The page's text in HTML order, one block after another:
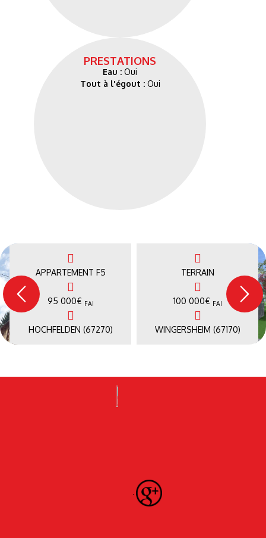
PRESTATIONS
Eau : Oui
Tout à l'égout : Oui
APPARTEMENT F5
95 000€ FAI
HOCHFELDEN (67270)
TERRAIN
100 000€ FAI
WINGERSHEIM (67170)
.